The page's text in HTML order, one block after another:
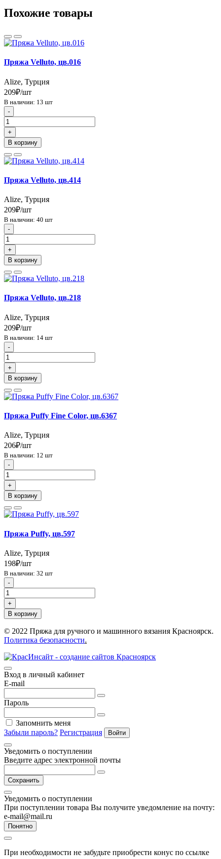
Похожие товары
Пряжа Velluto, цв.016
Alize, Турция
209₽/шт
В наличии: 13 шт
-
+
В корзину
Пряжа Velluto, цв.414
Alize, Турция
209₽/шт
В наличии: 40 шт
-
+
В корзину
Пряжа Velluto, цв.218
Alize, Турция
209₽/шт
В наличии: 14 шт
-
+
В корзину
Пряжа Puffy Fine Color, цв.6367
Alize, Турция
206₽/шт
В наличии: 12 шт
-
+
В корзину
Пряжа Puffy, цв.597
Alize, Турция
198₽/шт
В наличии: 32 шт
-
+
В корзину
© 2022 Пряжа для ручного и машинного вязания Красноярск.
Политика безопасности.
Вход в личный кабинет
E-mail
Пароль
Запомнить меня
Забыли пароль? Регистрация Войти
Уведомить о поступлении
Введите адрес электронной почты
Сохранить
Уведомить о поступлении
При поступлении товара Вы получите уведомление на почту:
e-mail@mail.ru
Понятно
При необходимости не забудьте приобрести конус по ссылке